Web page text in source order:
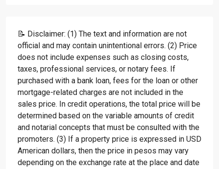
📝 Disclaimer: (1) The text and information are not
official and may contain unintentional errors. (2) Price
does not include expenses such as closing costs,
taxes, professional services, or notary fees. If
purchased with a bank loan, fees for the loan or other
mortgage-related charges are not included in the
sales price. In credit operations, the total price will be
determined based on the variable amounts of credit
and notarial concepts that must be consulted with the
promoters. (3) If a property price is expressed in USD
American dollars, then the price in pesos may vary
depending on the exchange rate at the place and date